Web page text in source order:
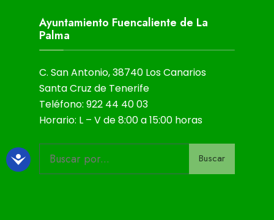
Ayuntamiento Fuencaliente de La
Palma
C. San Antonio, 38740 Los Canarios
Santa Cruz de Tenerife
Teléfono: 922 44 40 03
Horario: L – V de 8:00 a 15:00 horas
Buscar